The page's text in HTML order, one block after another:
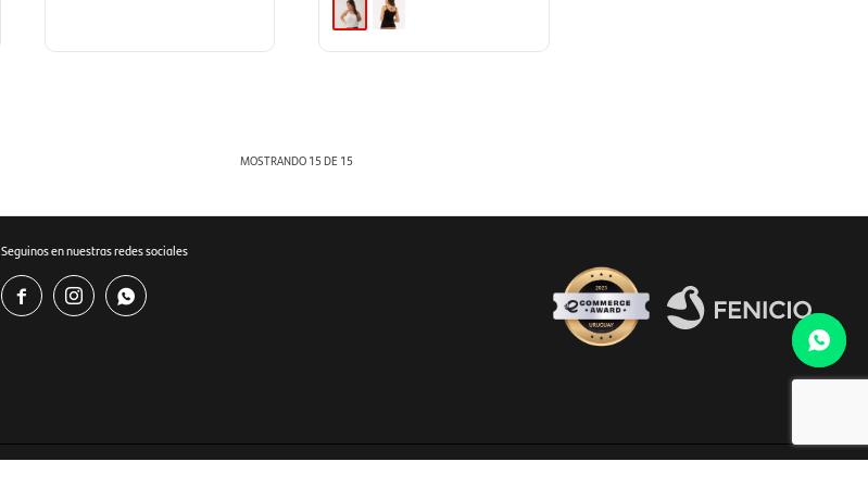
MOSTRANDO 15DE 15
Seguinos en nuestras redes sociales
  
Fenicio eCommerce Uruguay